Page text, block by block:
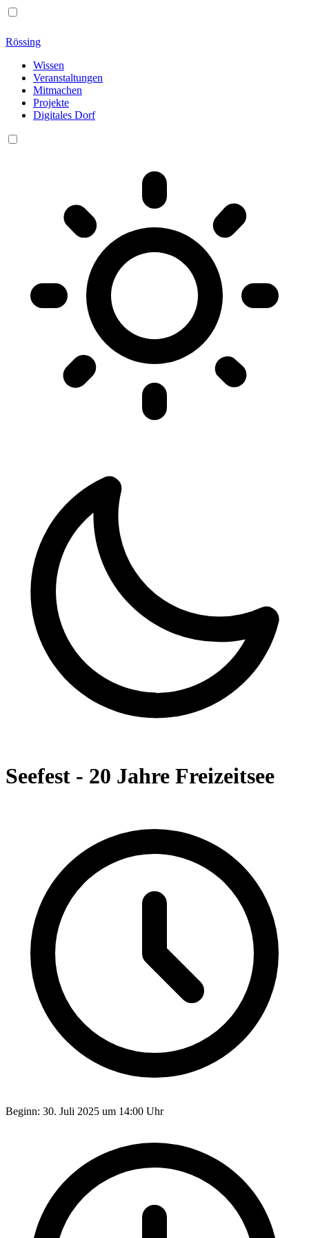
Rössing
Wissen
Veranstaltungen
Mitmachen
Projekte
Digitales Dorf
Seefest - 20 Jahre Freizeitsee
Beginn: 30. Juli 2025 um 14:00 Uhr